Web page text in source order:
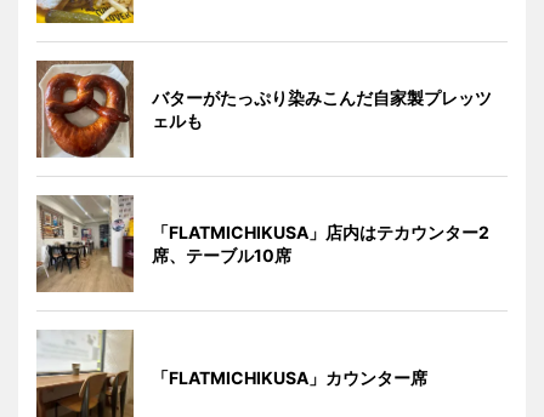
バターがたっぷり染みこんだ自家製プレッツ
ェルも
「FLATMICHIKUSA」店内はテカウンター2
席、テーブル10席
「FLATMICHIKUSA」カウンター席